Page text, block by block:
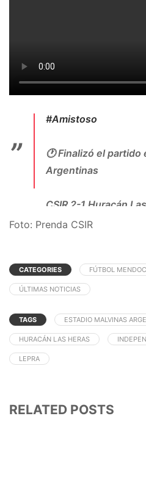
#Amistoso
🕐 Finalizó el partido
Argentinas
CSIR 2-1 Huracán
Garrassi
a pic.twitter.com/
— Independiente
October 24, 2020
Foto: Prenda CSIR
CATEGORIES FÚTBOL
ÚLTIMAS NOTICIAS
TAGS ESTADIO MALVINAS
HURACÁN LAS HERAS
LEPRA
RELATED POSTS